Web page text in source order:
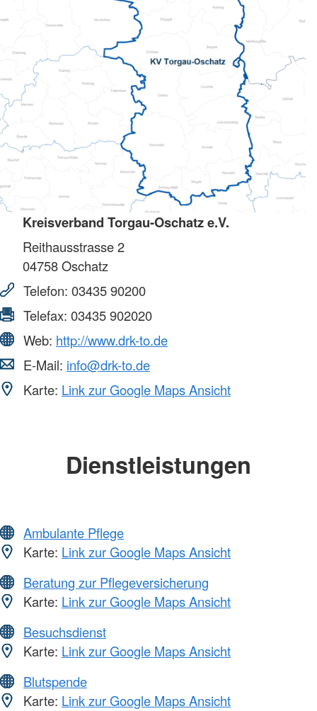
Kreisverband Torgau-Oschatz e.V.
Reithausstrasse 2
04758Oschatz
Telefon: 03435 90200
Telefax: 03435 902020
Web: http://www.drk-to.de
E-Mail: info@drk-to.de
Karte: Link zur Google Maps Ansicht
Dienstleistungen
Ambulante Pflege
Karte: Link zur Google Maps Ansicht
Beratung zur Pflegeversicherung
Karte: Link zur Google Maps Ansicht
Besuchsdienst
Karte: Link zur Google Maps Ansicht
Blutspende
Karte: Link zur Google Maps Ansicht